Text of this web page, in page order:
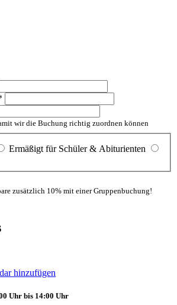
wir die Buchung richtig zuordnen können
Ermäßigt für Schüler & Abiturienten
zusätzlich 10% mit einer Gruppenbuchung!
hinzufügen
Uhr bis 14:00 Uhr